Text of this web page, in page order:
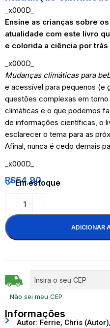
_x000D_
Ensine as crianças sobre
atualidade com este livro
e colorida a ciência por
_x000D_
Mudanças climáticas para
e acessível para pequenos (e
questões complexas em
climáticas e o que podemos
de informações científicas, o
esclarecer o tema para as
Afinal, nunca é cedo demais
_x000D_
R$54,90
Em estoque
ADICIONAR
Não sei meu CEP
Informações
Autor: Ferrie, Chris